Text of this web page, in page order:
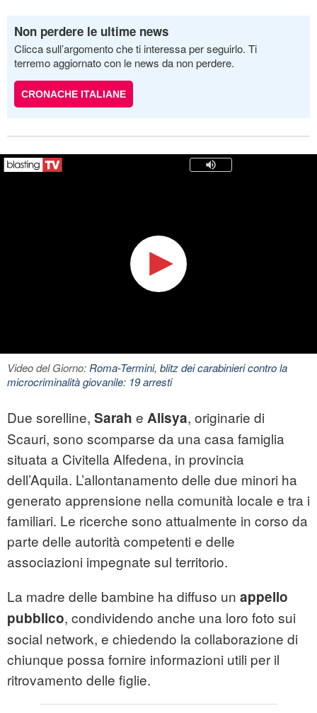
Non perdere le ultime news
Clicca sull’argomento che ti interessa per seguirlo. Ti
terremo aggiornato con le news da non perdere.
CRONACHE ITALIANE
Video del Giorno:Roma-Termini, blitz dei carabinieri contro la
microcriminalità giovanile: 19 arresti
Due sorelline, Sarah e Alisya, originarie di
Scauri, sono scomparse da una casa famiglia
situata a Civitella Alfedena, in provincia
dell’Aquila. L’allontanamento delle due minori ha
generato apprensione nella comunità locale e tra i
familiari. Le ricerche sono attualmente in corso da
parte delle autorità competenti e delle
associazioni impegnate sul territorio.
La madre delle bambine ha diffuso un appello
pubblico, condividendo anche una loro foto sui
social network, e chiedendo la collaborazione di
chiunque possa fornire informazioni utili per il
ritrovamento delle figlie.